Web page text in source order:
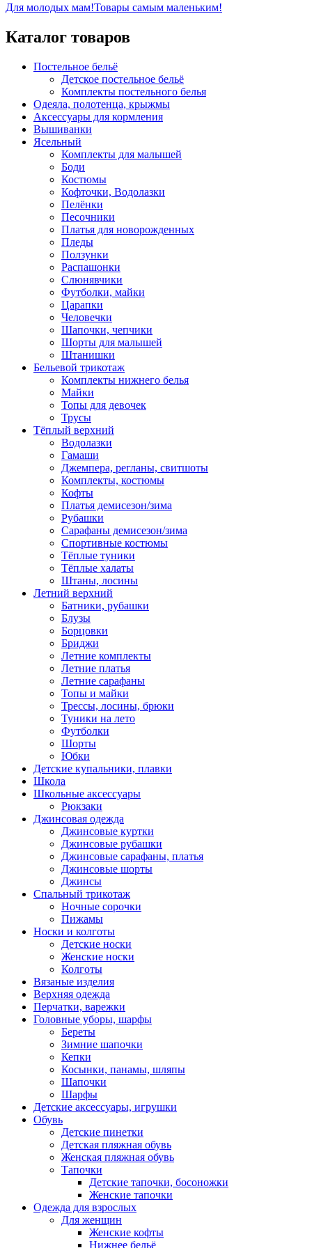
Полиэстер
начесная (80% х/б, 20% п/э)
Для молодых мам!Товары самым маленьким!
Каталог товаров
Постельное бельё
Детское постельное бельё
Комплекты постельного белья
Одеяла, полотенца, крыжмы
Аксессуары для кормления
Вышиванки
Ясельный
Комплекты для малышей
Боди
Костюмы
Кофточки, Водолазки
Пелёнки
Песочники
Платья для новорожденных
Пледы
Ползунки
Распашонки
Слюнявчики
Футболки, майки
Царапки
Человечки
Шапочки, чепчики
Шорты для малышей
Штанишки
Бельевой трикотаж
Комплекты нижнего белья
Майки
Топы для девочек
Трусы
Тёплый верхний
Водолазки
Гамаши
Джемпера, регланы, свитшоты
Комплекты, костюмы
Кофты
Платья демисезон/зима
Рубашки
Сарафаны демисезон/зима
Спортивные костюмы
Тёплые туники
Тёплые халаты
Штаны, лосины
Летний верхний
Батники, рубашки
Блузы
Борцовки
Бриджи
Летние комплекты
Летние платья
Летние сарафаны
Топы и майки
Трессы, лосины, брюки
Туники на лето
Футболки
Шорты
Юбки
Детские купальники, плавки
Школа
Школьные аксессуары
Рюкзаки
Джинсовая одежда
Джинсовые куртки
Джинсовые рубашки
Джинсовые сарафаны, платья
Джинсовые шорты
Джинсы
Спальный трикотаж
Ночные сорочки
Пижамы
Носки и колготы
Детские носки
Женские носки
Колготы
Вязаные изделия
Верхняя одежда
Перчатки, варежки
Головные уборы, шарфы
Береты
Зимние шапочки
Кепки
Косынки, панамы, шляпы
Шапочки
Шарфы
Детские аксессуары, игрушки
Обувь
Детские пинетки
Детская пляжная обувь
Женская пляжная обувь
Тапочки
Детские тапочки, босоножки
Женские тапочки
Одежда для взрослых
Для женщин
Женские кофты
Нижнее бельё